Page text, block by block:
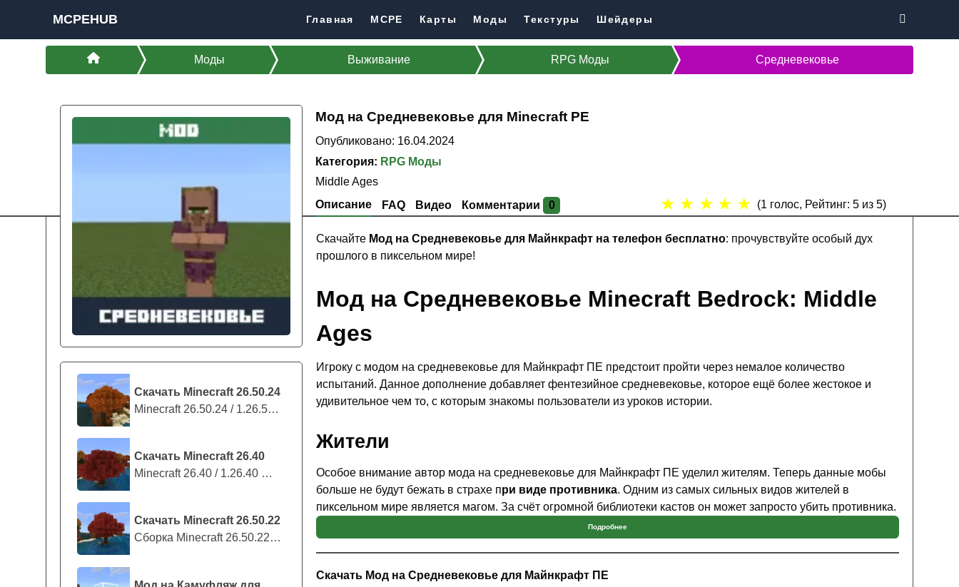
MCPEHUB Главная MCPE Карты Моды Текстуры Шейдеры
Моды Выживание RPG Моды Средневековье
Мод на Средневековье для Minecraft PE
Опубликовано: 16.04.2024
Категория: RPG Моды
Middle Ages
Описание
FAQ Видео Комментарии 0 ★ ★ ★ ★ ★ (1 голос, Рейтинг: 5из 5)
Скачать Minecraft 26.50.24
Minecraft 26.50.24 / 1.26.50.24 предс...
Скачать Minecraft 26.40
Minecraft 26.40 / 1.26.40 — стабильны...
Скачать Minecraft 26.50.22
Сборка Minecraft 26.50.22 / 1.26.50.2...
Скачайте Мод на Средневековье для Майнкрафт на телефон бесплатно: прочувствуйте особый дух
прошлого в пиксельном мире!
Мод на Средневековье Minecraft Bedrock: Middle
Ages
Игроку с модом на средневековье для Майнкрафт ПЕ предстоит пройти через немалое количество
испытаний. Данное дополнение добавляет фентезийное средневековье, которое ещё более жестокое и
удивительное чем то, с которым знакомы пользователи из уроков истории.
Жители
Особое внимание автор мода на средневековье для Майнкрафт ПЕ уделил жителям. Теперь данные мобы
больше не будут бежать в страхе при виде противника. Одним из самых сильных видов жителей в
пиксельном мире является магом. За счёт огромной библиотеки кастов он может запросто убить противника.
В дополнении есть лучник.
Нейтралы
Подробнее
Скачать Мод на Средневековье для Майнкрафт ПЕ